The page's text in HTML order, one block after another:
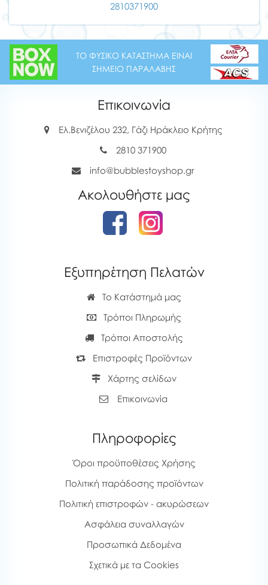
2810371900
ΤΟ ΦΥΣΙΚΟ ΚΑΤΑΣΤΗΜΑ ΕΙΝΑΙ
ΣΗΜΕΙΟ ΠΑΡΑΛΑΒΗΣ
Επικοινωνία
Ελ.Βενιζέλου 232, Γάζι Ηράκλειο Κρήτης
2810 371900
info@bubblestoyshop.gr
Ακολουθήστε μας
Εξυπηρέτηση Πελατών
Το Κατάστημά μας
Τρόποι Πληρωμής
Τρόποι Αποστολής
Επιστροφές Προϊόντων
Χάρτης σελίδων
Επικοινωνία
Πληροφορίες
Όροι προϋποθέσεις Χρήσης
Πολιτική παράδοσης προϊόντων
Πολιτική επιστροφών - ακυρώσεων
Ασφάλεια συναλλαγών
Προσωπικά Δεδομένα
Σχετικά με τα Cookies